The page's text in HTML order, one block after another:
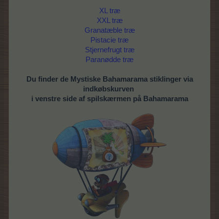
XL træ
XXL træ
Granatæble træ
Pistacie træ
Stjernefrugt træ
Paranødde træ
Du finder de Mystiske Bahamarama stiklinger via
indkøbskurven
i venstre side af spilskærmen på Bahamarama